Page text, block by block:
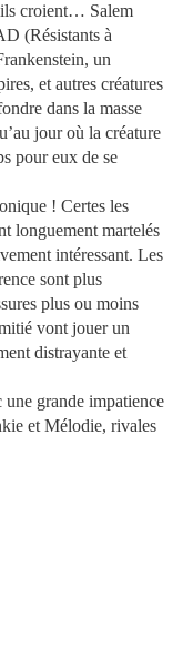
croient… Salem
(Résistants à
un
et autres créatures
dans la masse
jour où la créature
pour eux de se
! Certes les
longuement martelés
intéressant. Les
sont plus
plus ou moins
vont jouer un
distrayante et
une grande impatience
et Mélodie, rivales